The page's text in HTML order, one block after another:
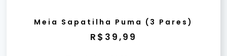
Meia Sapatilha Puma (3 Pares)
R$ 39,99